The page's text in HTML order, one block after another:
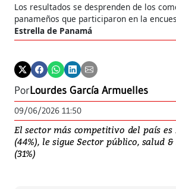
Los resultados se desprenden de los
panameños que participaron en la
Estrella de Panamá
PorLourdes García Armuelles
09/06/2026 11:50
El sector más competitivo del país
(44%), le sigue Sector público, salud
(31%)